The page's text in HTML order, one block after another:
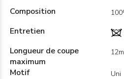
Composition
Entretien
Longueur de coupe
maximum
12m
Motif Uni